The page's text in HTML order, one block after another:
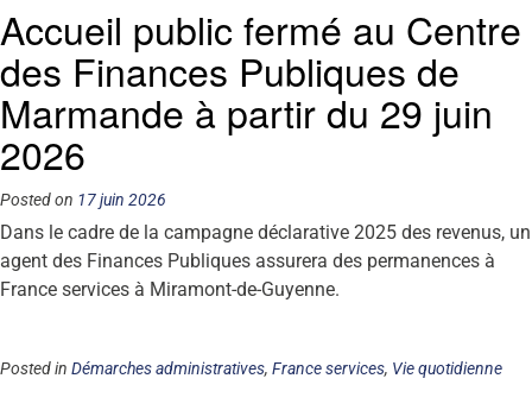
Accueil public fermé au Centre
des Finances Publiques de
Marmande à partir du 29 juin
2026
Posted on 17 juin 2026
Dans le cadre de la campagne déclarative 2025 des revenus, un
agent des Finances Publiques assurera des permanences à
France services à Miramont-de-Guyenne.
Posted in Démarches administratives, France services, Vie quotidienne